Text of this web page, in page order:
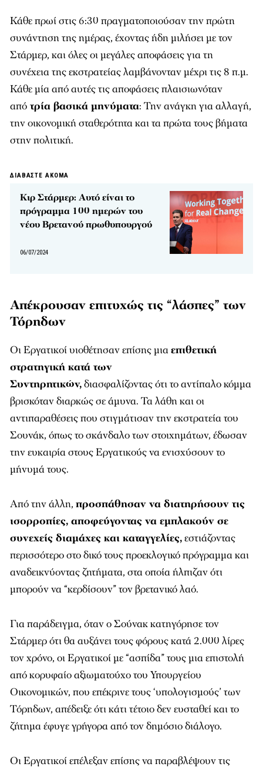
Κάθε πρωί στις 6:30 πραγματοποιούσαν την πρώτη
συνάντηση της ημέρας, έχοντας ήδη μιλήσει με τον
Στάρμερ, και όλες οι μεγάλες αποφάσεις για τη
συνέχεια της εκστρατείας λαμβάνονταν μέχρι τις 8 π.μ.
Κάθε μία από αυτές τις αποφάσεις πλαισιωνόταν
από τρία βασικά μηνύματα: Την ανάγκη για αλλαγή,
την οικονομική σταθερότητα και τα πρώτα τους βήματα
στην πολιτική.
ΔΙΑΒΑΣΤΕ ΑΚΟΜΑ
Κιρ Στάρμερ: Αυτό είναι το
πρόγραμμα 100 ημερών του
νέου Βρετανού πρωθυπουργού
06/07/2024
Απέκρουσαν επιτυχώς τις “λάσπες” των
Τόρηδων
Οι Εργατικοί υιοθέτησαν επίσης μιαεπιθετική
στρατηγική κατά των
Συντηρητικών,διασφαλίζοντας ότι το αντίπαλο κόμμα
βρισκόταν διαρκώς σε άμυνα. Τα λάθη και οι
αντιπαραθέσεις που στιγμάτισαν την εκστρατεία του
Σουνάκ, όπως το σκάνδαλο των στοιχημάτων, έδωσαν
την ευκαιρία στους Εργατικούς να ενισχύσουν το
μήνυμά τους.
Από την άλλη, προσπάθησαν να διατηρήσουν τις
ισορροπίες, αποφεύγοντας να εμπλακούν σε
συνεχείς διαμάχες και καταγγελίες,εστιάζοντας
περισσότερο στο δικό τους προεκλογικό πρόγραμμα και
αναδεικνύοντας ζητήματα, στα οποία ήλπιζαν ότι
μπορούν να “κερδίσουν” τον βρετανικό λαό.
Για παράδειγμα, όταν ο Σούνακ κατηγόρησε τον
Στάρμερ ότι θα αυξάνει τους φόρους κατά 2.000 λίρες
τον χρόνο, οι Εργατικοί με “ασπίδα” τους μια επιστολή
από κορυφαίο αξιωματούχο του Υπουργείου
Οικονομικών, που επέκρινε τους ‘υπολογισμούς’ των
Τόρηδων, απέδειξε ότι κάτι τέτοιο δεν ευσταθεί και το
ζήτημα έφυγε γρήγορα από τον δημόσιο διάλογο.
Οι Εργατικοί επέλεξαν επίσης να παραβλέψουν τις